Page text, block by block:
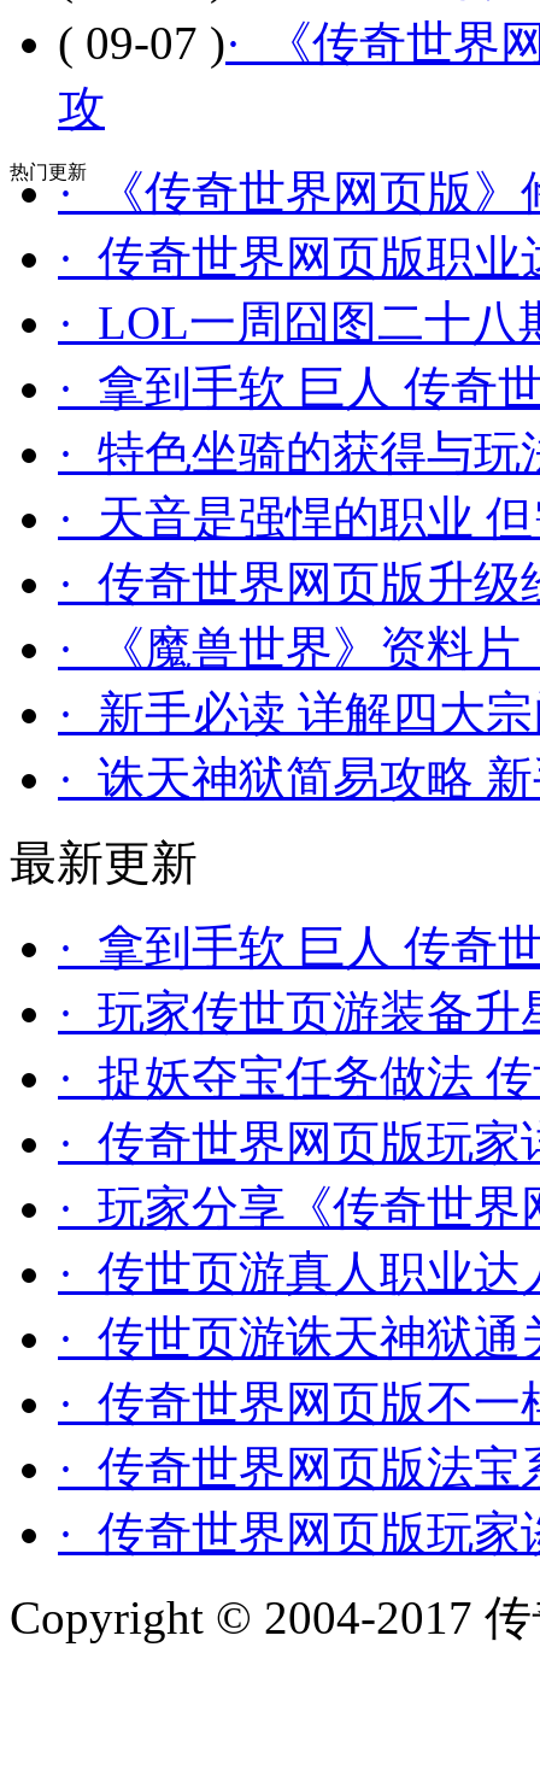
( 09-07 )· 《传奇世界
攻
热门更新· 《传奇世界网页版
· 传奇世界网页版职
· LOL一周囧图二十八
· 拿到手软 巨人 传奇
· 特色坐骑的获得与玩
· 天音是强悍的职业
· 传奇世界网页版升
· 《魔兽世界》资料
· 新手必读 详解四大
· 诛天神狱简易攻略
最新更新
· 拿到手软 巨人 传奇
· 玩家传世页游装备
· 捉妖夺宝任务做法
· 传奇世界网页版玩
· 玩家分享《传奇世
· 传世页游真人职业
· 传世页游诛天神狱
· 传奇世界网页版不
· 传奇世界网页版法
· 传奇世界网页版玩
Copyright © 2004-2017